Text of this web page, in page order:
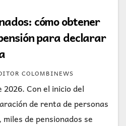
cómo obtener
para declarar
COLOMBINEWS
2026. Con el inicio del
de renta de personas
de pensionados se